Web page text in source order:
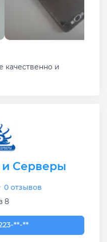
качественно и
Серверы
0 отзывов
8
70-34
**-**